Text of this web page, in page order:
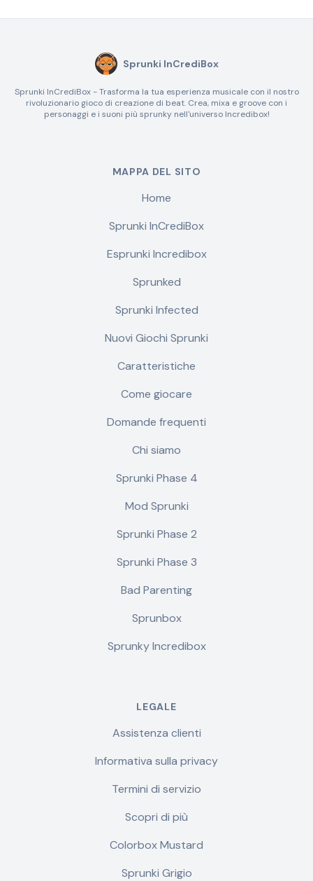
Sprunki InCrediBox
Sprunki InCrediBox - Trasforma la tua esperienza musicale con il nostro
rivoluzionario gioco di creazione di beat. Crea, mixa e groove con i
personaggi e i suoni più sprunky nell'universo Incredibox!
MAPPA DEL SITO
Home
Sprunki InCrediBox
Esprunki Incredibox
Sprunked
Sprunki Infected
Nuovi Giochi Sprunki
Caratteristiche
Come giocare
Domande frequenti
Chi siamo
Sprunki Phase 4
Mod Sprunki
Sprunki Phase 2
Sprunki Phase 3
Bad Parenting
Sprunbox
Sprunky Incredibox
LEGALE
Assistenza clienti
Informativa sulla privacy
Termini di servizio
Scopri di più
Colorbox Mustard
Sprunki Grigio